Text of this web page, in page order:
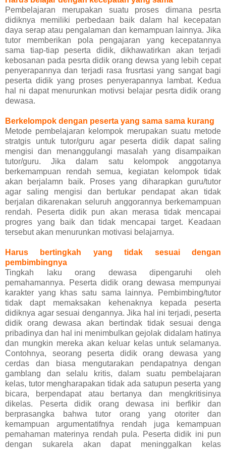
Pembelajaran merupakan suatu proses dimana pesrta
didiknya memiliki perbedaan baik dalam hal kecepatan
daya serap atau pengalaman dan kemampuan lainnya. Jika
tutor memberikan pola pengajaran yang kecepatannya
sama tiap-tiap peserta didik, dikhawatirkan akan terjadi
kebosanan pada pesrta didik orang dewsa yang lebih cepat
penyerapannya dan terjadi rasa frusrtasi yang sangat bagi
peserta didik yang proses penyerapannya lambat. Kedua
hal ni dapat menurunkan motivsi belajar pesrta didik orang
dewasa.
Berkelompok dengan peserta yang sama sama kurang
Metode pembelajaran kelompok merupakan suatu metode
stratgis untuk tutor/guru agar peserta didik dapat saling
mengisi dan menanggulangi masalah yang disampaikan
tutor/guru. Jika dalam satu kelompok anggotanya
berkemampuan rendah semua, kegiatan kelompok tidak
akan berjalamn baik. Proses yang diharapkan guru/tutor
agar saling mengisi dan bertukar pendapat akan tidak
berjalan dikarenakan seluruh anggorannya berkemampuan
rendah. Peserta didik pun akan merasa tidak mencapai
progres yang baik dan tidak mencapai target. Keadaan
tersebut akan menurunkan motivasi belajarnya.
Harus bertingkah yang tidak sesuai dengan
pembimbingnya
Tingkah laku orang dewasa dipengaruhi oleh
pemahamannya. Peserta didik orang dewasa mempunyai
karakter yang khas satu sama lainnya. Pembimbing/tutor
tidak dapt memaksakan kehenaknya kepada peserta
didiknya agar sesuai dengannya. Jika hal ini terjadi, peserta
didik orang dewasa akan bertindak tidak sesuai denga
pribadinya dan hal ini menimbulkan gejolak didalam hatinya
dan mungkin mereka akan keluar kelas untuk selamanya.
Contohnya, seorang peserta didik orang dewasa yang
cerdas dan biasa mengutarakan pendapatnya dengan
gamblang dan selalu kritis, dalam suatu pembelajaran
kelas, tutor mengharapakan tidak ada satupun peserta yang
bicara, berpendapat atau bertanya dan mengkritisinya
dikelas. Peserta didik orang dewasa ini berfikir dan
berprasangka bahwa tutor orang yang otoriter dan
kemampuan argumentatifnya rendah juga kemampuan
pemahaman materinya rendah pula. Peserta didik ini pun
dengan sukarela akan dapat meninggalkan kelas